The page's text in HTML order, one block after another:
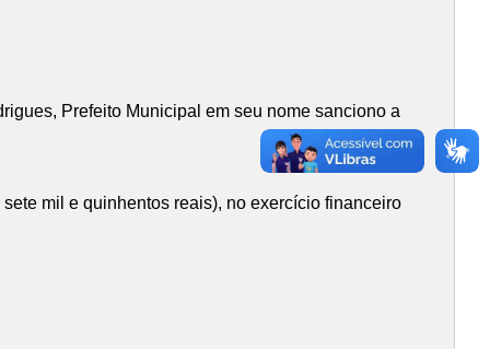
Prefeito Municipal em seu nome sanciono a
mil e quinhentos reais), no exercício financeiro